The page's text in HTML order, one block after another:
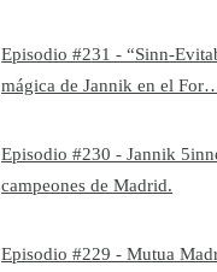
Episodio #231 - “Sinn-
mágica de Jannik en el
Episodio #230 - Jannik
campeones de Madrid.
Episodio #229 - Mutua